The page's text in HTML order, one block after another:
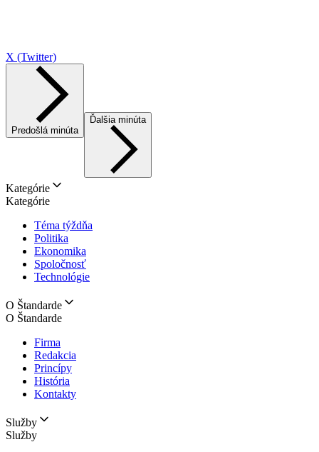
X (Twitter)
Predošlá minúta
Ďalšia minúta
Kategórie
Kategórie
Téma týždňa
Politika
Ekonomika
Spoločnosť
Technológie
O Štandarde
O Štandarde
Firma
Redakcia
Princípy
História
Kontakty
Služby
Služby